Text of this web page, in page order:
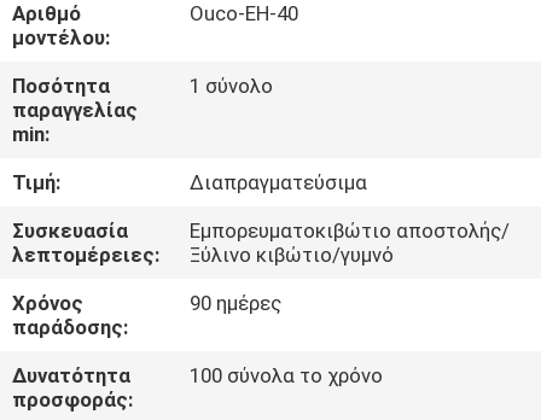
ΣΧΕΤΙΚΆ
ΜΕ
ΕΜΆΣ
ΕΠΙΣΚΈΨΕΙΣ
ΣΤΟ
ΕΡΓΟΣΤΆΣΙΟ
ΈΛΕΓΧΟΣ
ΠΟΙΌΤΗΤΑΣ
Αριθμό
μοντέλου:
Ouco-EH-40
Ποσότητα
παραγγελίας
min:
1 σύνολο
Τιμή:
Διαπραγματεύσιμα
Συσκευασία
λεπτομέρειες:
Εμπορευματοκιβώτιο αποστολής/
Ξύλινο κιβώτιο/γυμνό
Χρόνος
παράδοσης:
90 ημέρες
Δυνατότητα
προσφοράς:
100 σύνολα το χρόνο